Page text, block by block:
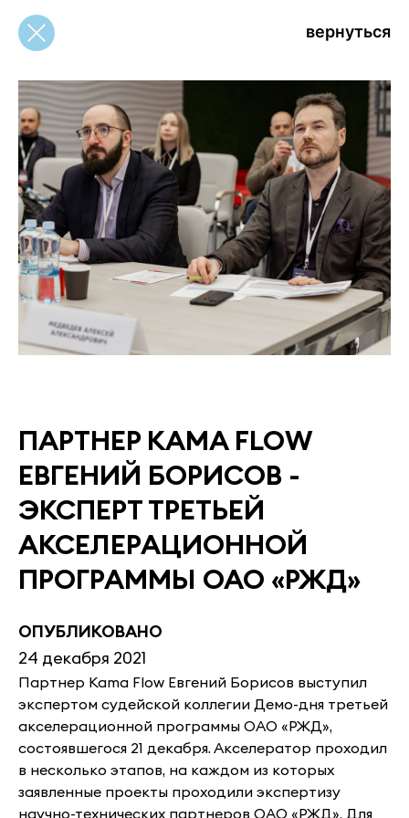
вернуться вернуться
ПАРТНЕР KAMA FLOW
ЕВГЕНИЙ БОРИСОВ -
ЭКСПЕРТ ТРЕТЬЕЙ
АКСЕЛЕРАЦИОННОЙ
ПРОГРАММЫ ОАО «РЖД»
ОПУБЛИКОВАНО
24 декабря 2021
Партнер Kama Flow Евгений Борисов выступил
экспертом судейской коллегии Демо-дня третьей
акселерационной программы ОАО «РЖД»,
состоявшегося 21 декабря. Акселератор проходил
в несколько этапов, на каждом из которых
заявленные проекты проходили экспертизу
научно-технических партнеров ОАО «РЖД». Для